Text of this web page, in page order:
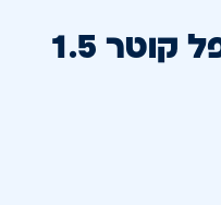
שולחן עגול מתקפל קוטר 1.5